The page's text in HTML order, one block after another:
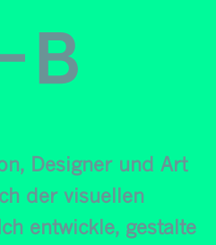
Designer und Art
der visuellen
entwickle, gestalte